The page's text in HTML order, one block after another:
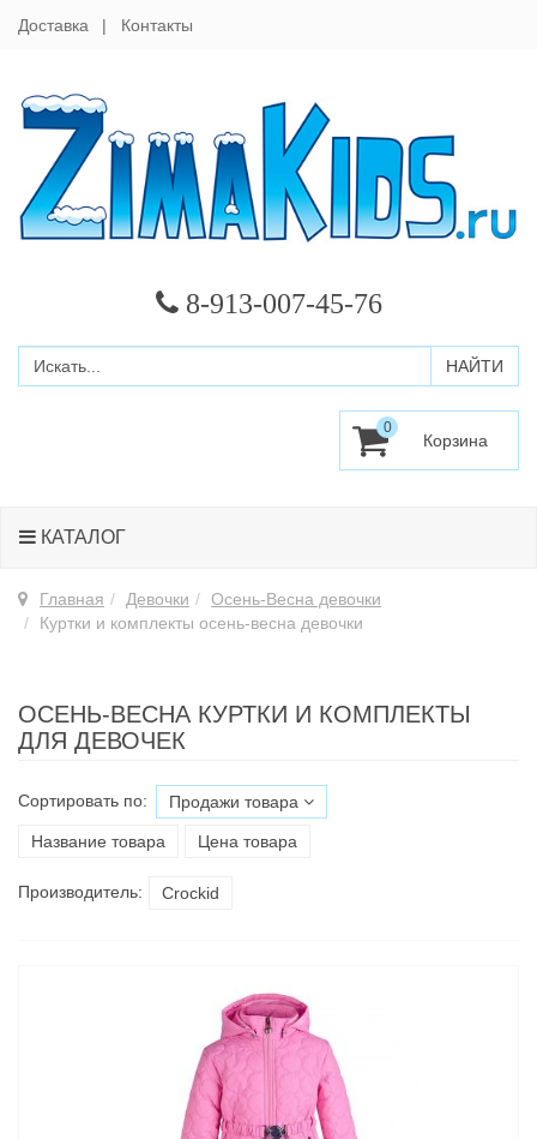
Доставка Контакты
8-913-007-45-76
0
КАТАЛОГ
Главная Девочки
Осень-Весна девочки
Куртки и комплекты осень-весна девочки
ОСЕНЬ-ВЕСНА КУРТКИ И КОМПЛЕКТЫ
ДЛЯ ДЕВОЧЕК
Сортировать по: Продажи товара
Название товара Цена товара
Производитель: Croсkid